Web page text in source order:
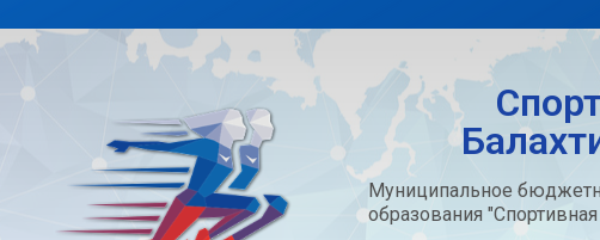
Муниципальное
образования